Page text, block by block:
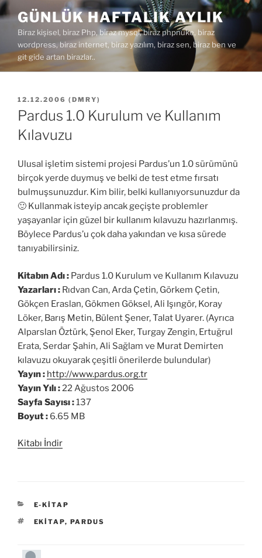
İçeriğe
geç
GÜNLÜK HAFTALIK AYLIK
Biraz kişisel, biraz Php, biraz mysql, biraz phpnuke, biraz
wordpress, biraz internet, biraz yazılım, biraz sen, biraz ben ve
git gide artan birazlar..
YAYIM
TARIHI
12.12.2006 ( DMRY)
Pardus 1.0 Kurulum ve Kullanım
Kılavuzu
Ulusal işletim sistemi projesi Pardus’un 1.0 sürümünü
birçok yerde duymuş ve belki de test etme fırsatı
bulmuşsunuzdur. Kim bilir, belki kullanıyorsunuzdur da
🙂 Kullanmak isteyip ancak geçişte problemler
yaşayanlar için güzel bir kullanım kılavuzu hazırlanmış.
Böylece Pardus’u çok daha yakından ve kısa sürede
tanıyabilirsiniz.
Kitabın Adı : Pardus 1.0 Kurulum ve Kullanım Kılavuzu
Yazarları : Rıdvan Can, Arda Çetin, Görkem Çetin,
Gökçen Eraslan, Gökmen Göksel, Ali Işıngör, Koray
Löker, Barış Metin, Bülent Şener, Talat Uyarer. (Ayrıca
Alparslan Öztürk, Şenol Eker, Turgay Zengin, Ertuğrul
Erata, Serdar Şahin, Ali Sağlam ve Murat Demirten
kılavuzu okuyarak çeşitli önerilerde bulundular)
Yayın : http://www.pardus.org.tr
Yayın Yılı :22 Ağustos 2006
Sayfa Sayısı :137
Boyut : 6.65 MB
Kitabı İndir
KATEGORILER
E-KITAP
ETIKETLER
EKITAP, PARDUS